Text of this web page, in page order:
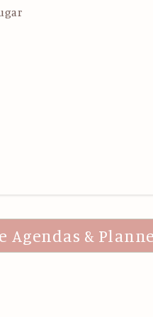
Agendas &